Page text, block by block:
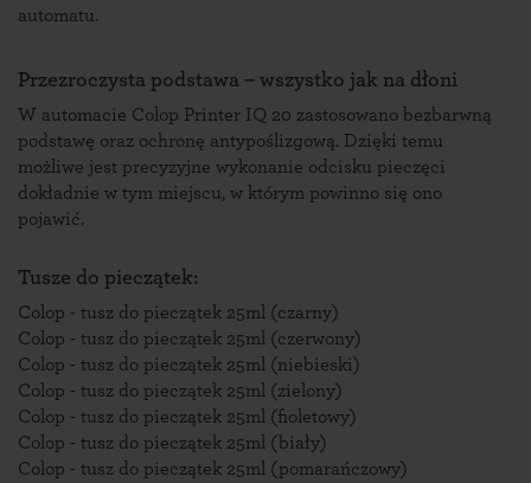
automatu.
Przezroczysta podstawa – wszystko jak na dłoni
W automacie Colop Printer IQ 20 zastosowano bezbarwną
podstawę oraz ochronę antypoślizgową. Dzięki temu
możliwe jest precyzyjne wykonanie odcisku pieczęci
dokładnie w tym miejscu, w którym powinno się ono
pojawić.
Tusze do pieczątek:
Colop - tusz do pieczątek 25ml (czarny)
Colop - tusz do pieczątek 25ml (czerwony)
Colop - tusz do pieczątek 25ml (niebieski)
Colop - tusz do pieczątek 25ml (zielony)
Colop - tusz do pieczątek 25ml (fioletowy)
Colop - tusz do pieczątek 25ml (biały)
Colop - tusz do pieczątek 25ml (pomarańczowy)